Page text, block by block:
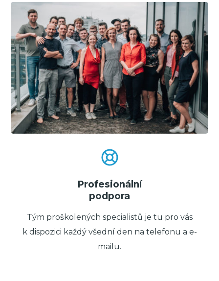
Profesionální
podpora
Tým proškolených specialistů je tu pro vás
k dispozici každý všední den na telefonu a e-
mailu.